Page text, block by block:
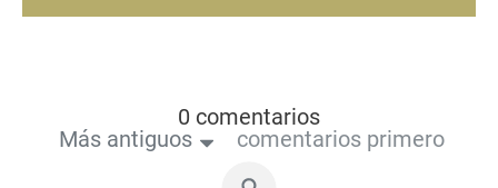
0 comentarios
Más antiguos
comentarios primero